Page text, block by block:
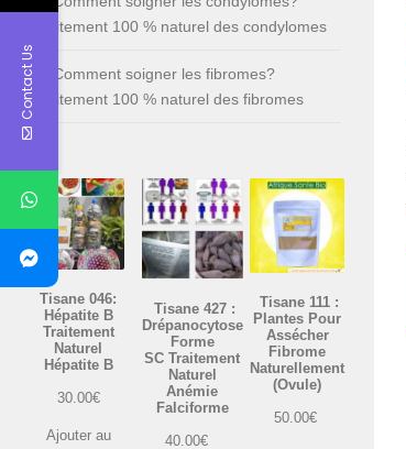
Traitement 100 % naturel des condylomes
Comment soigner les fibromes?
Traitement 100 % naturel des fibromes
Tisane 046:
Hépatite B
Traitement
Naturel
Hépatite B
30.00€
Ajouter au
Tisane 427 :
Drépanocytose
Forme
SC Traitement
Naturel
Anémie
Falciforme
40.00€
Tisane 111 :
Plantes Pour
Assécher
Fibrome
Naturellement
(Ovule)
50.00€
Contact Us